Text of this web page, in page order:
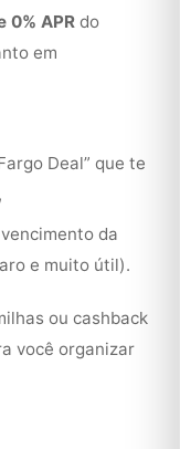
0% APR do
em
Deal” que te
da
e muito útil).
ou cashback
você organizar